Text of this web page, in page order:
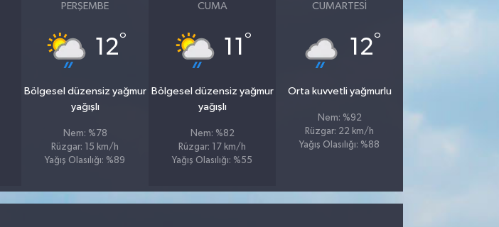
PERŞEMBE
12°
Bölgesel düzensiz yağmur
yağışlı
Nem: %78
Rüzgar: 15 km/h
Yağış Olasılığı: %89
CUMA
11 °
Bölgesel düzensiz yağmur
yağışlı
Nem: %82
Rüzgar: 17 km/h
Yağış Olasılığı: %55
CUMARTESI
12°
Orta kuvvetli yağmurlu
Nem: %92
Rüzgar: 22 km/h
Yağış Olasılığı: %88